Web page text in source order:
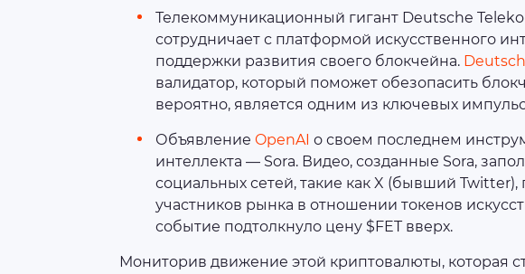
Телекоммуникационный гигант Deutsche
сотрудничает с платформой искусственного
поддержки развития своего блокчейна.
валидатор, который поможет обезопасить
вероятно, является одним из ключевых
Объявление OpenAI о своем последнем
интеллекта — Sora. Видео, созданные Sora,
социальных сетей, такие как X (бывший
участников рынка в отношении токенов
событие подтолкнуло цену $FET вверх.
Мониторив движение этой криптовалюты, которая